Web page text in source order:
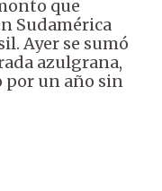
que
Sudamérica
Ayer se sumó
azulgrana,
por un año sin